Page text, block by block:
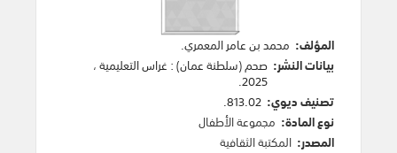
المؤلف: محمد بن عامر المعمري.
بيانات النشر: صحم (سلطنة عمان): غراس التعليمية،
2025
.
تصنيف ديوي: 813.02.
نوع المادة: مجموعة الأطفال
المصدر: المكتبة الثقافية